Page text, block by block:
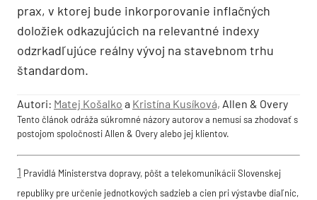
prax, v ktorej bude inkorporovanie inflačných
doložiek odkazujúcich na relevantné indexy
odzrkadľujúce reálny vývoj na stavebnom trhu
štandardom.
Autori: Matej Košalko a Kristína Kusíková, Allen & Overy
Tento článok odráža súkromné názory autorov a nemusí sa zhodovať s
postojom spoločnosti Allen & Overy alebo jej klientov.
1 Pravidlá Ministerstva dopravy, pôšt a telekomunikácií Slovenskej
republiky pre určenie jednotkových sadzieb a cien pri výstavbe diaľnic,